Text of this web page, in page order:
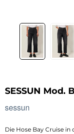
SESSUN Mod.
sessun
Die Hose Bay Cruise